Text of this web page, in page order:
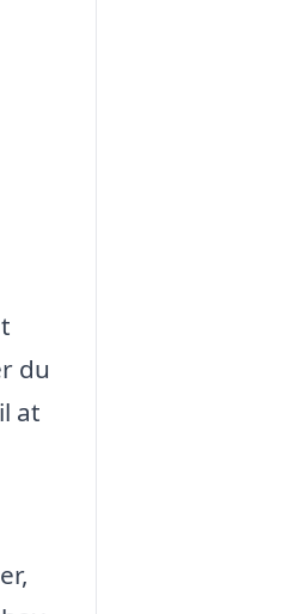
du
at